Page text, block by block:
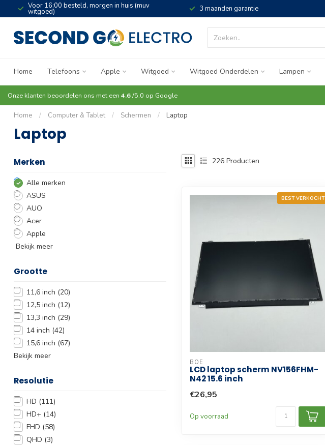
Voor 16:00 besteld, morgen in huis (muv
witgoed) 3 maanden garantie
Home Telefoons Apple Witgoed Witgoed Onderdelen Lampen
Onze klanten beoordelen ons met een 4.6/5.0 op Google
Home / Computer & Tablet / Schermen / Laptop
Laptop
Merken
Alle merken
ASUS
AUO
Acer
Apple
Bekijk meer
Grootte
11,6 inch (20)
12,5 inch (12)
13,3 inch (29)
14 inch (42)
15,6 inch (67)
Bekijk meer
Resolutie
HD (111)
HD+ (14)
FHD (58)
QHD (3)
226 Producten
BEST VERKOCHT
BOE
LCD laptop scherm NV156FHM-
N42 15.6 inch
€26,95
Op voorraad